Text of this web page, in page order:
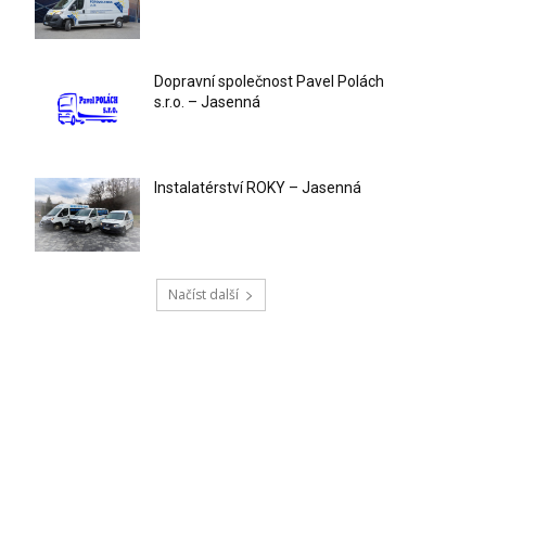
Dopravní společnost Pavel Polách
s.r.o. – Jasenná
Instalatérství ROKY – Jasenná
Načíst další